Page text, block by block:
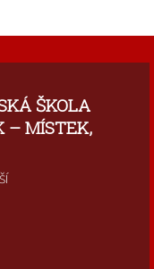
ŠKOLA
– MÍSTEK,